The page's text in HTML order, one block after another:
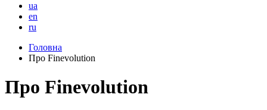
ua
en
ru
Головна
Про Finevolution
Про Finevolution